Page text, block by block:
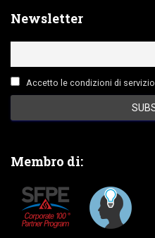
Newsletter
Accetto le condizioni di servizio
Membro di: